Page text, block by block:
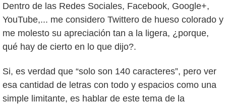
Dentro de las Redes Sociales, Facebook, Google+,
YouTube,... me considero Twittero de hueso colorado y
me molesto su apreciación tan a la ligera, ¿porque,
qué hay de cierto en lo que dijo?.
Si, es verdad que “solo son 140 caracteres”, pero ver
esa cantidad de letras con todo y espacios como una
simple limitante, es hablar de este tema de la